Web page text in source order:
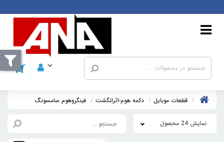
قطعات موبايل دکمه هوم-اثرانگشت فينگروهوم سامسونگ
نمایش 24 محصول